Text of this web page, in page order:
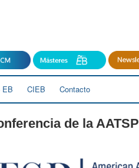
EB CIEB Contacto
de la AATSP